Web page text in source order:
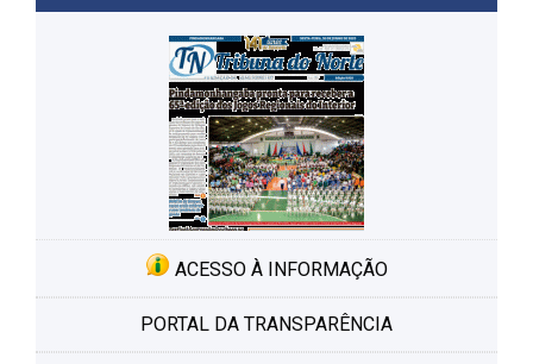
ACESSO À INFORMAÇÃO
PORTAL DA TRANSPARÊNCIA